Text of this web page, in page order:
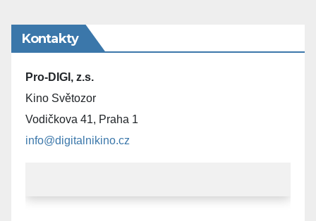
Kontakty
Pro-DIGI, z.s.
Kino Světozor
Vodičkova 41, Praha 1
info@digitalnikino.cz